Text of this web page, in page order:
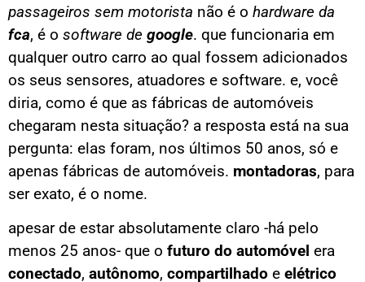
passageiros sem motorista não é o hardware da
fca, é o software de google. que funcionaria em
qualquer outro carro ao qual fossem adicionados
os seus sensores, atuadores e software. e, você
diria, como é que as fábricas de automóveis
chegaram nesta situação? a resposta está na sua
pergunta: elas foram, nos últimos 50 anos, só e
apenas fábricas de automóveis. montadoras, para
ser exato, é o nome.
apesar de estar absolutamente claro -há pelo
menos 25 anos- que o futuro do automóvel era
conectado, autônomo, compartilhado e elétrico